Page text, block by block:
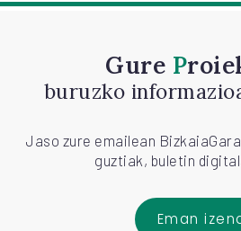
Gure
buruzko
Jaso zure emailean
guztiak, buletin
Eman